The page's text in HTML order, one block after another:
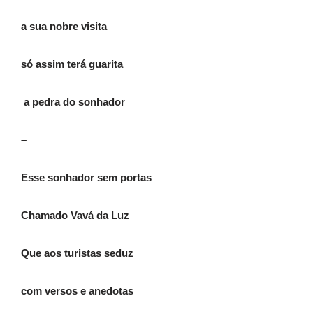
a sua nobre visita
só assim terá guarita
a pedra do sonhador
–
Esse sonhador sem portas
Chamado Vavá da Luz
Que aos turistas seduz
com versos e anedotas